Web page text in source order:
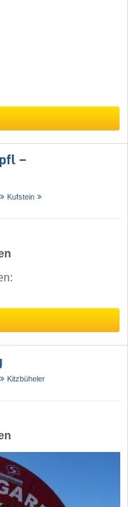
–
Kufstein
Kitzbüheler